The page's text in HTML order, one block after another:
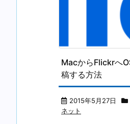
MacからFlickrへ
稿する方法
2015年5月27日
ネット